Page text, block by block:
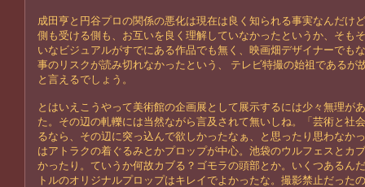
成田亨と円谷プロの関係の悪化は現在は良く知られる事実なんだけ
側も受ける側も、お互いを良く理解していなかったというか、そも
いなビジュアルがすでにある作品でも無く、映画畑デザイナーでも
事のリスクが読み切れなかったという、 テレビ特撮の始祖であるが
と言えるでしょう。
とはいえこうやって美術館の企画展として展示するには少々無理が
た。その辺の軋轢には当然ながら言及されて無いしね。「芸術と社
るなら、その辺に突っ込んで欲しかったなぁ、と思ったり思わなか
はアトラクの着ぐるみとかプロップが中心。池袋のウルフェスとカ
かったり。ていうか何故カブる？ゴモラの頭部とか。いくつあるん
トルのオリジナルプロップはキレイでよかったな。撮影禁止だった